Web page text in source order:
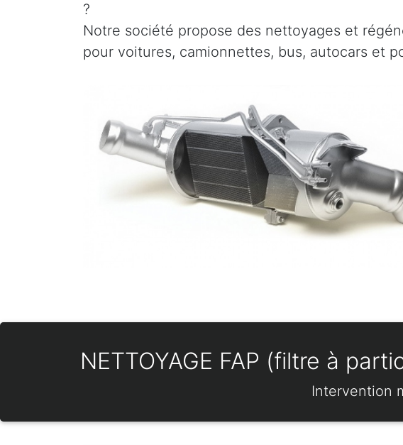
?
Notre société propose des nettoyages et
pour voitures, camionnettes, bus, autocars et
NETTOYAGE FAP (filtre à
Intervention